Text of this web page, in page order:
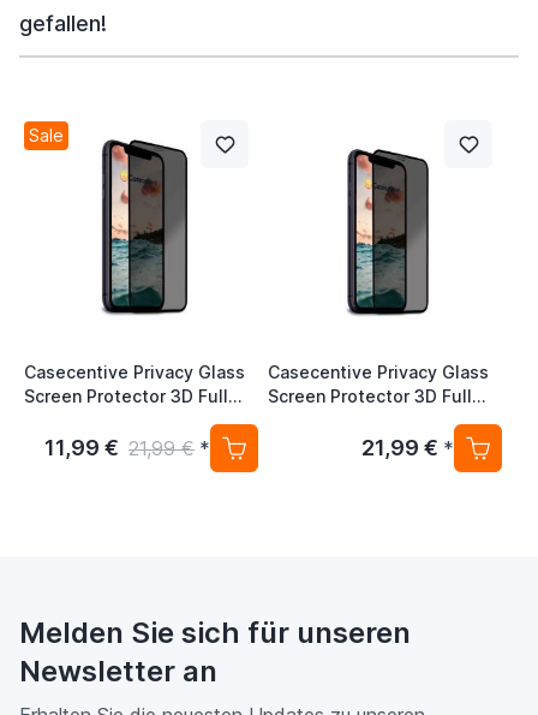
gefallen!
Sale
Casecentive Privacy Glass
Screen Protector 3D Full
11,99 € 21,99 € *
Casecentive Privacy Glass
Screen Protector 3D Full
21,99 € *
Melden Sie sich für unseren
Newsletter an